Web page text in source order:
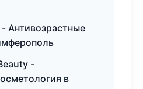
Антивозрастные
-
в